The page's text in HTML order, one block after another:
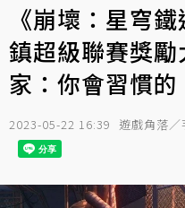
《崩壞：星穹
鎮超級聯賽獎
家：你會習慣的
2023-05-22 16:39 遊戲角落／